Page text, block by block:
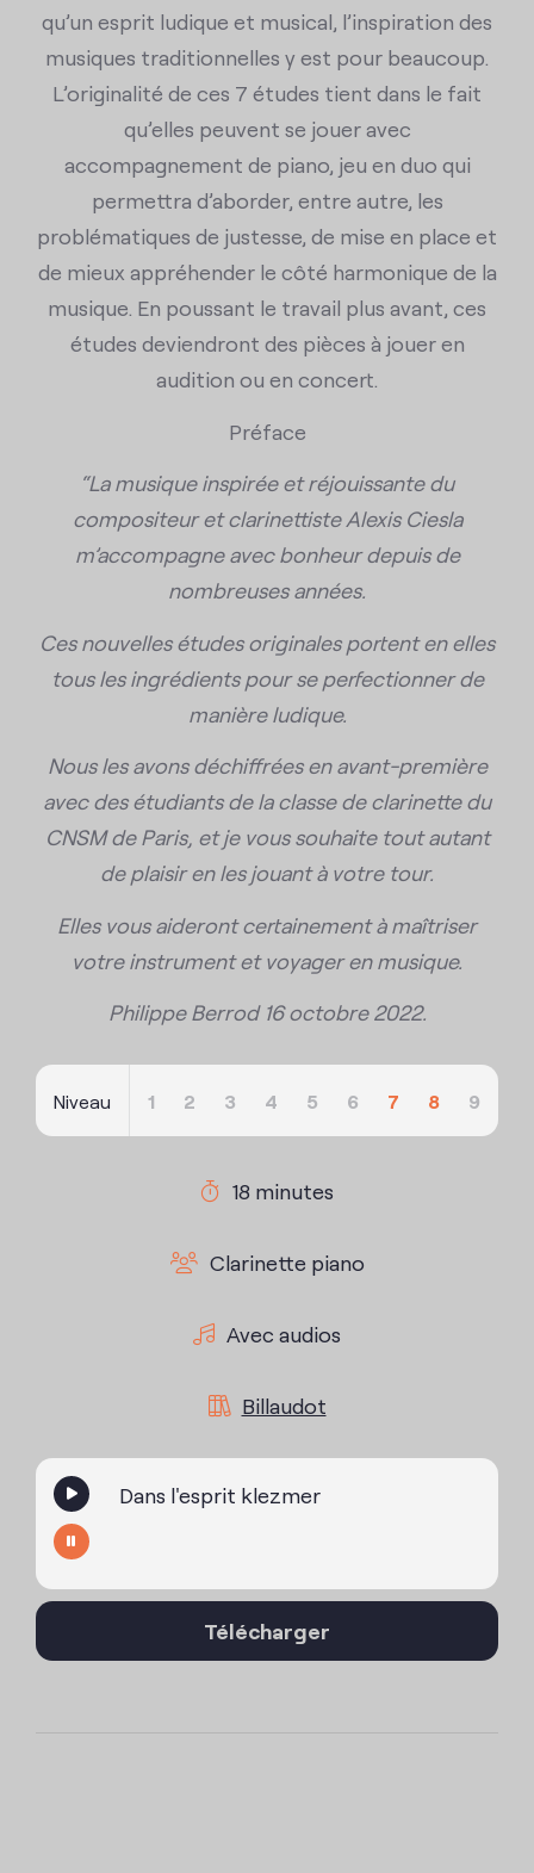
qu’un esprit ludique et musical, l’inspiration des
musiques traditionnelles y est pour beaucoup.
L’originalité de ces 7 études tient dans le fait
qu’elles peuvent se jouer avec
accompagnement de piano, jeu en duo qui
permettra d’aborder, entre autre, les
problématiques de justesse, de mise en place et
de mieux appréhender le côté harmonique de la
musique. En poussant le travail plus avant, ces
études deviendront des pièces à jouer en
audition ou en concert.
Préface
“La musique inspirée et réjouissante du
compositeur et clarinettiste Alexis Ciesla
m’accompagne avec bonheur depuis de
nombreuses années.
Ces nouvelles études originales portent en elles
tous les ingrédients pour se perfectionner de
manière ludique.
Nous les avons déchiffrées en avant-première
avec des étudiants de la classe de clarinette du
CNSM de Paris, et je vous souhaite tout autant
de plaisir en les jouant à votre tour.
Elles vous aideront certainement à maîtriser
votre instrument et voyager en musique.
Philippe Berrod 16 octobre 2022.
Niveau 1 2 3 4 5 6 7 8 9
18 minutes
Clarinette piano
Avec audios
Billaudot
Dans l'esprit klezmer
Télécharger